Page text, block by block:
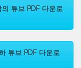
튜브 PDF 다운로
튜브 PDF 다운로